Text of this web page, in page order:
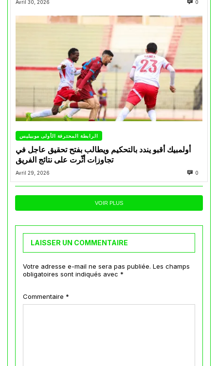
Avril 30, 2026 0
الرابطة المحترفة الأولى موبيليس
أولمبيك أقبو يندد بالتحكيم ويطالب بفتح تحقيق عاجل في
تجاوزات أثّرت على نتائج الفريق
Avril 29, 2026 0
VOIR PLUS
LAISSER UN COMMENTAIRE
Votre adresse e-mail ne sera pas publiée. Les champs
obligatoires sont indiqués avec *
Commentaire *